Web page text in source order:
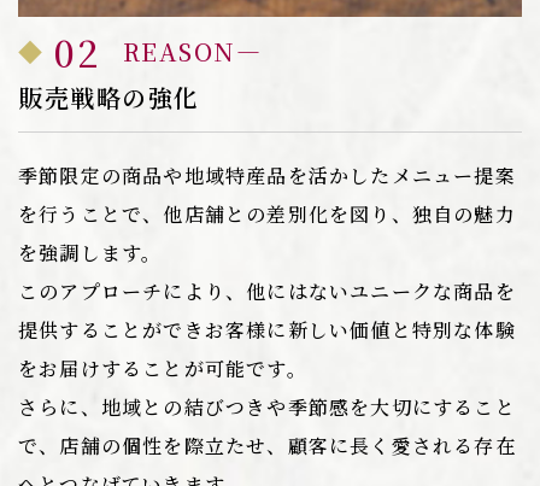
02
REASON
販売戦略の強化
季節限定の商品や地域特産品を活かしたメニュー提案
を行うことで、他店舗との差別化を図り、独自の魅力
を強調します。
このアプローチにより、他にはないユニークな商品を
提供することができお客様に新しい価値と特別な体験
をお届けすることが可能です。
さらに、地域との結びつきや季節感を大切にすること
で、店舗の個性を際立たせ、顧客に長く愛される存在